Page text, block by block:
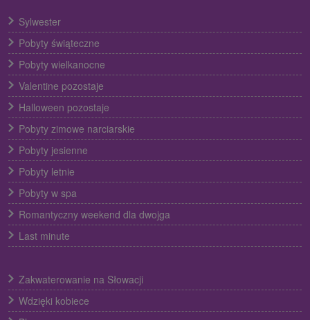
Sylwester
Pobyty świąteczne
Pobyty wielkanocne
Valentine pozostaje
Halloween pozostaje
Pobyty zimowe narciarskie
Pobyty jesienne
Pobyty letnie
Pobyty w spa
Romantyczny weekend dla dwojga
Last minute
Zakwaterowanie na Słowacji
Wdzięki kobiece